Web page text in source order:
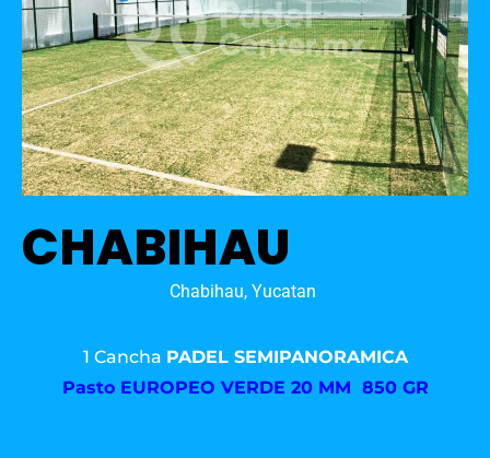
CHABIHAU
Chabihau, Yucatan
1 Cancha PADEL SEMIPANORAMICA
Pasto EUROPEO VERDE 20 MM 850 GR